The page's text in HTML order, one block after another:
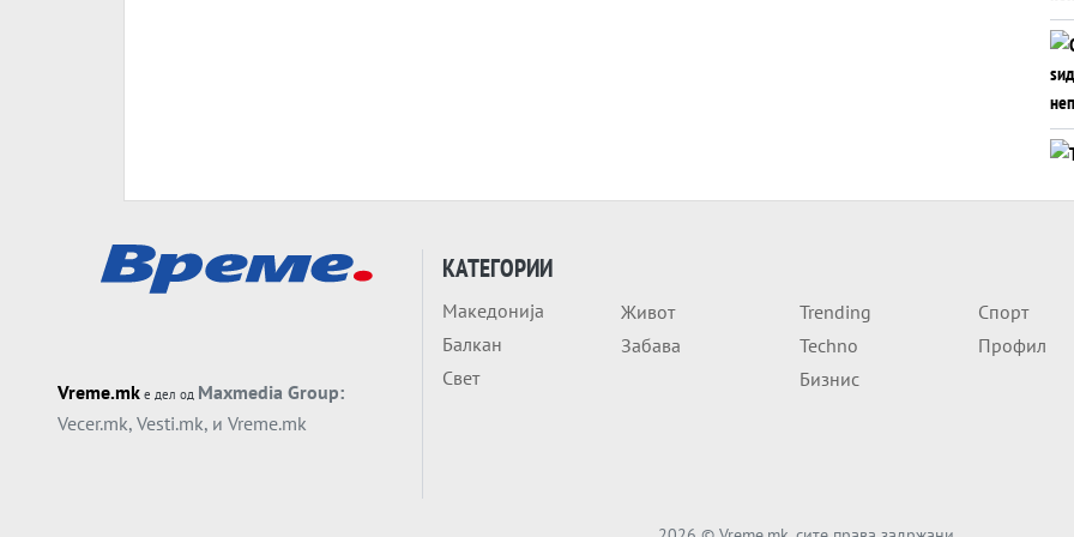
Vreme.mk е дел од Maxmedia Group:
Vecer.mk, Vesti.mk, и Vreme.mk
КАТЕГОРИИ
Македонија
Балкан
Свет
Живот
Забава
Trending
Techno
Бизнис
Спорт
Профил